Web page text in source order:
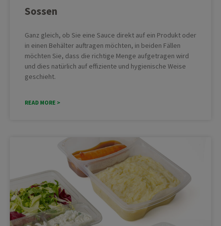
Sossen
Ganz gleich, ob Sie eine Sauce direkt auf ein Produkt oder
in einen Behälter auftragen möchten, in beiden Fällen
möchten Sie, dass die richtige Menge aufgetragen wird
und dies natürlich auf effiziente und hygienische Weise
geschieht.
READ MORE >